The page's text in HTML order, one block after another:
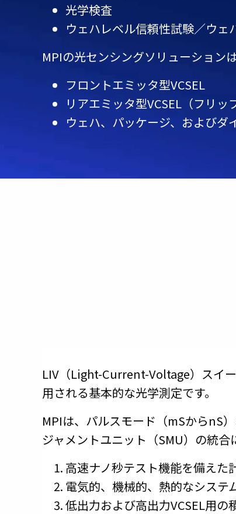
光学検査
ウェハレベル信頼性試験／ウェ
MPIの光センシングソリューション
フロントエミッタ型VCSEL
リアエミッタ型VCSEL（フリッ
ウェハ、パッケージ、およびダ
LIV（Light-Current-Voltage）スイ
用される基本的な光学測定です。
MPIは、パルスモード（mSからnS
ジャメントユニット（SMU）の統合
高速ナノ秒テスト機能を備えた
電気的、機械的、熱的なシステ
低出力および高出力VCSEL用の